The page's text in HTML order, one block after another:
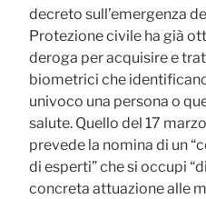
decreto sull’emergenza
Protezione civile ha già
deroga per acquisire e
biometrici che
univoco una persona o
salute. Quello del 17
prevede la nomina di un
di esperti” che si occupi
concreta attuazione alle